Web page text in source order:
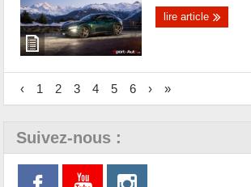
lire article
‹ 1 2 3 4 5 6 › »
Suivez-nous :